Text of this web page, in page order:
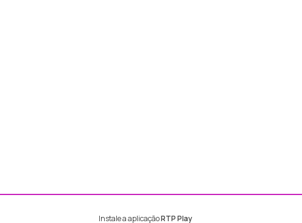
Instale a aplicaçãoRTP Play